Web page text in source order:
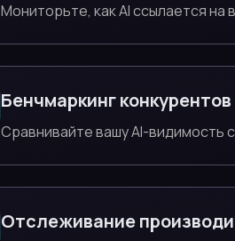
Мониторьте, как AI ссылается на
Бенчмаркинг конкурентов
Сравнивайте вашу AI-видимость
Отслеживание